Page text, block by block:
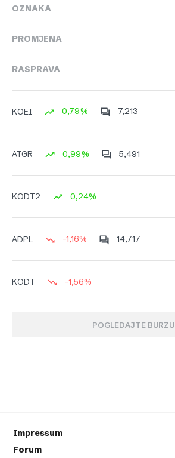
OZNAKA
PROMJENA
RASPRAVA
KOEI 0,79% 7,213
ATGR 0,99% 5,491
KODT2 0,24%
ADPL -1,16% 14,717
KODT -1,56%
POGLEDAJTE BURZU
Impressum
Forum